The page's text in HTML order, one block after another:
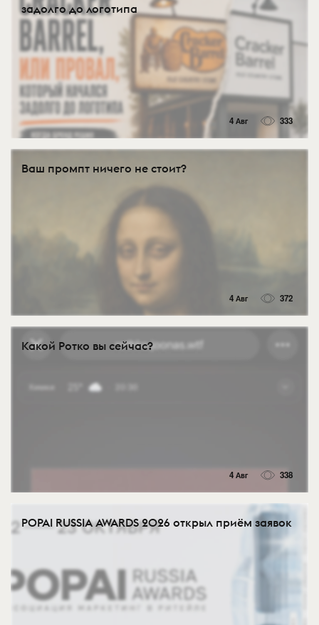
задолго до логотипа
4 Авг 333
Ваш промпт ничего не стоит?
4 Авг 372
Какой Ротко вы сейчас?
4 Авг 338
POPAI RUSSIA AWARDS 2026 открыл приём заявок